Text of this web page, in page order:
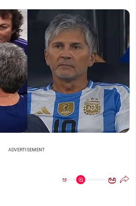
ADVERTISEMENT
ಅ ಅ